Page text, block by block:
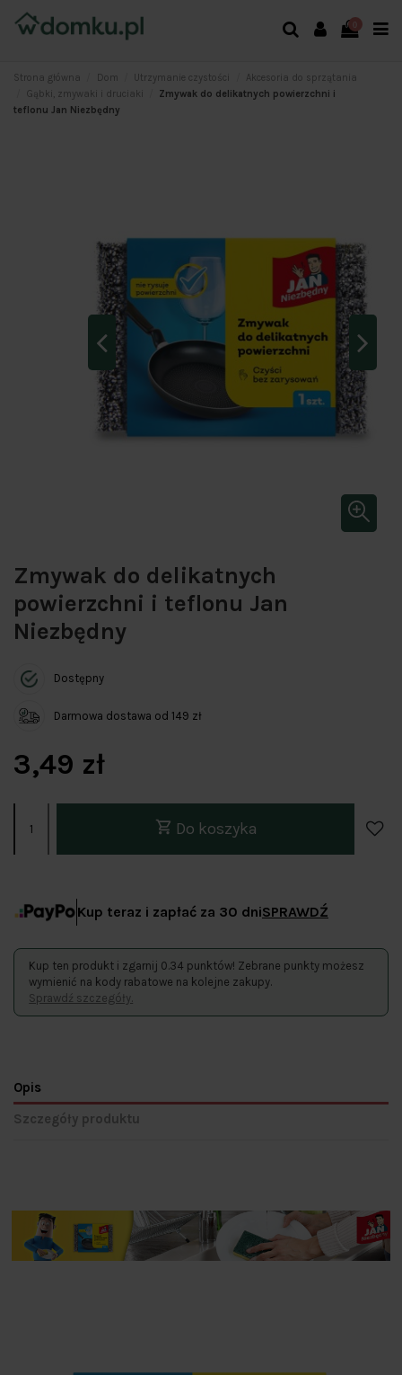
Strona główna Dom Utrzymanie czystości
Akcesoria do sprzątania
Gąbki, zmywaki i druciaki
Zmywak do delikatnych powierzchni i
teflonu Jan Niezbędny
Zmywak do delikatnych
powierzchni i teflonu Jan
Niezbędny
Dostępny
Darmowa dostawa od 149 zł
3,49 zł
Do koszyka
Kup teraz i zapłać za 30 dniSPRAWDŹ
Kup ten produkt i zgarnij 0.34 punktów! Zebrane punkty możesz
wymienić na kody rabatowe na kolejne zakupy.
Sprawdź szczegóły.
Opis
Szczegóły produktu